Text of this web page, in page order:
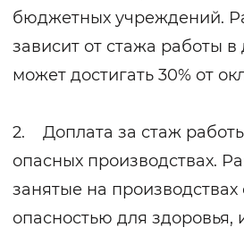
бюджетных учреждений.
зависит от стажа работы
может достигать 30% от
2. Доплата за стаж
опасных производствах.
занятые на
опасностью для здоровья,